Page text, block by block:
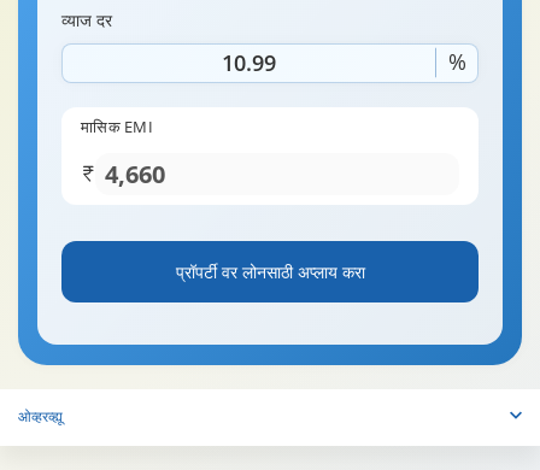
व्याज दर
%
मासिक EMI
प्रॉपर्टी वर लोनसाठी अप्लाय करा
ओव्हरव्ह्यू